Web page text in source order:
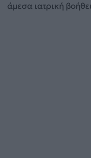
άμεσα ιατρική